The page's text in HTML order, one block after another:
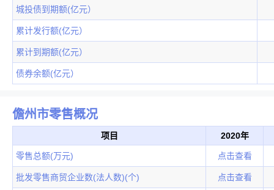
城投债到期额(亿元）
累计发行额(亿元）
累计到期额(亿元）
债券余额(亿元）
儋州市零售概况
项目 2020年
零售总额(万元) 点击查看
批发零售商贸企业数(法人数)(个) 点击查看